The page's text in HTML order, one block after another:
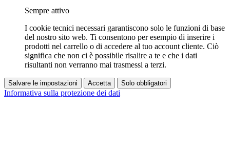
Sempre attivo
I cookie tecnici necessari garantiscono solo le funzioni di base
del nostro sito web. Ti consentono per esempio di inserire i
prodotti nel carrello o di accedere al tuo account cliente. Ciò
significa che non ci è possibile risalire a te e che i dati
risultanti non verranno mai trasmessi a terzi.
Salvare le impostazioni Accetta Solo obbligatori
Informativa sulla protezione dei dati